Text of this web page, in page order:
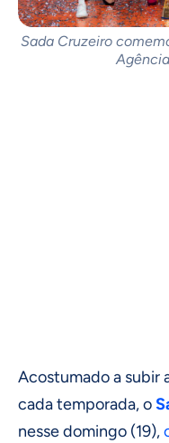
Sada Cruzeiro
Acostumado a subir
cada temporada, o
nesse domingo (19),